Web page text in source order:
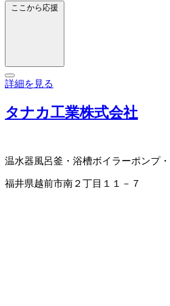
ここから応援
詳細を見る
タナカ工業株式会社
温水器風呂釜・浴槽ボイラーポンプ
福井県越前市南２丁目１１－７